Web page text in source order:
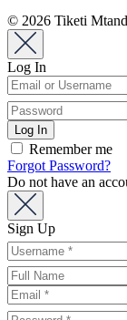
© 2026 Tiketi
Log In
Remember me
Forgot Password?
Do not have an
Sign Up